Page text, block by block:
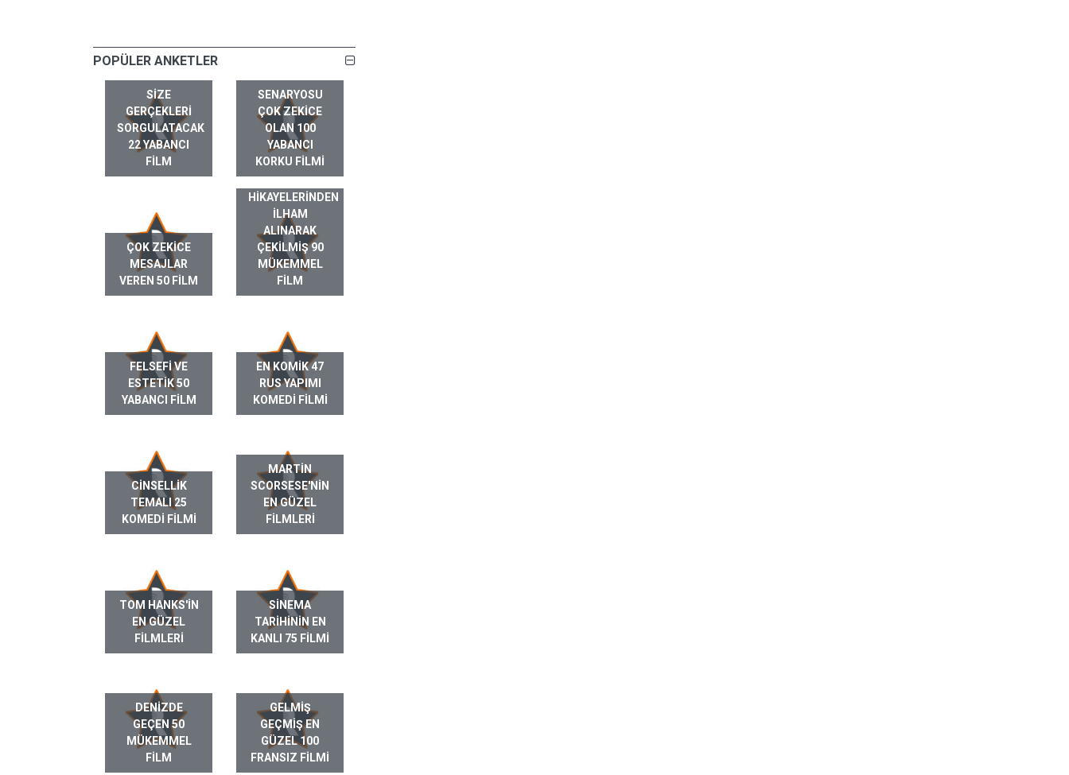
POPÜLER ANKETLER
SIZE
GERÇEKLERI
SORGULATACAK
22 YABANCI
FILM
SENARYOSU
ÇOK ZEKICE
OLAN 100
YABANCI
KORKU FILMI
ÇOK ZEKICE
MESAJLAR
VEREN 50 FILM
GERÇEK HAYAT
HIKAYELERINDEN
ILHAM
ALINARAK
ÇEKILMIŞ 90
MÜKEMMEL
FILM
FELSEFI VE
ESTETIK 50
YABANCI FILM
EN KOMIK 47
RUS YAPIMI
KOMEDI FILMI
CINSELLIK
TEMALI 25
KOMEDI FILMI
MARTIN
SCORSESE'NIN
EN GÜZEL
FILMLERI
TOM HANKS'IN
EN GÜZEL
FILMLERI
SINEMA
TARIHININ EN
KANLI 75 FILMI
DENIZDE
GEÇEN 50
MÜKEMMEL
FILM
GELMIŞ
GEÇMIŞ EN
GÜZEL 100
FRANSIZ FILMI